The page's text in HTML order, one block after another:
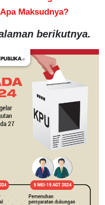
Maksudnya?
berikutnya.